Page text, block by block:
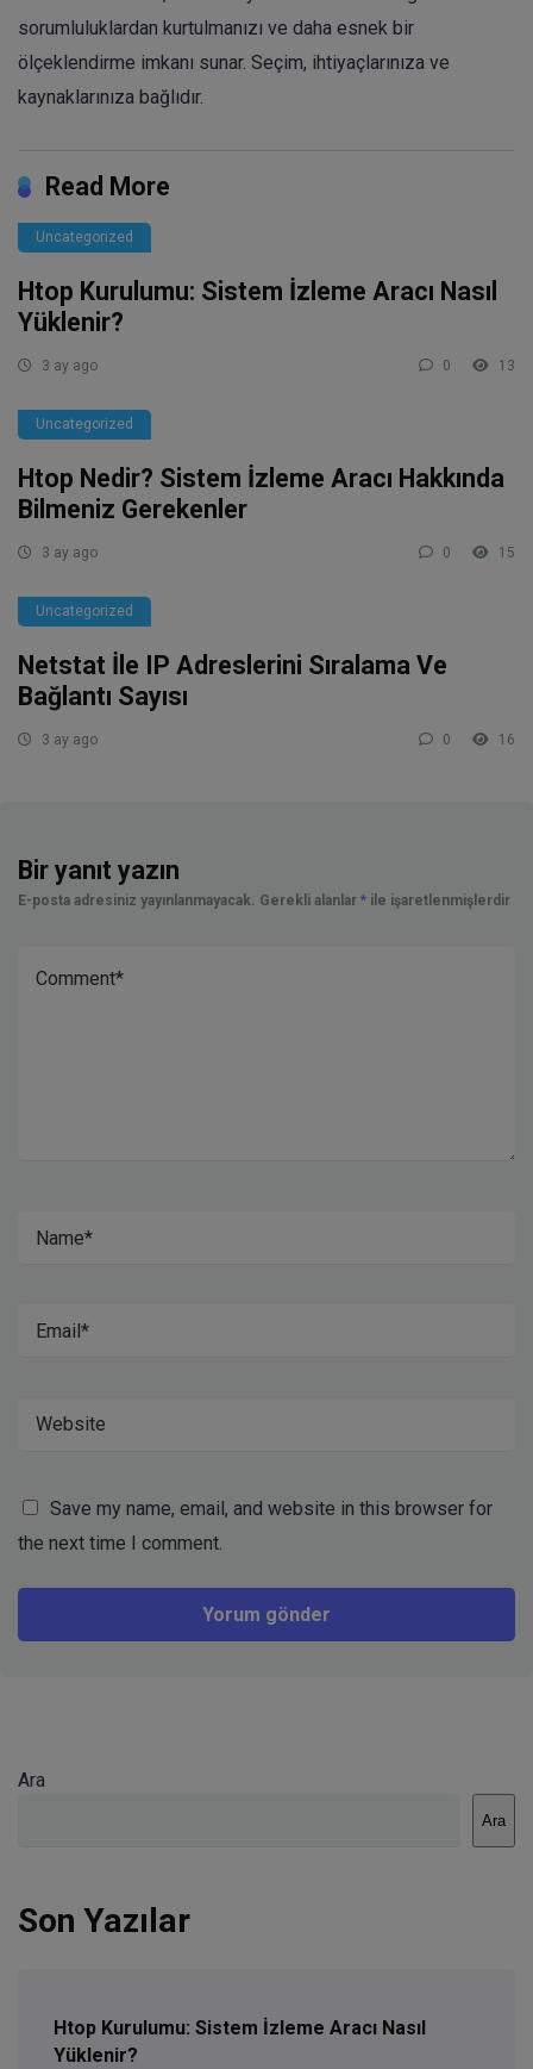
sorumluluklardan kurtulmanızı ve daha esnek bir
ölçeklendirme imkanı sunar. Seçim, ihtiyaçlarınıza ve
kaynaklarınıza bağlıdır.
Read More
Uncategorized
Htop Kurulumu: Sistem İzleme Aracı Nasıl
Yüklenir?
3 ay ago 0 13
Uncategorized
Htop Nedir? Sistem İzleme Aracı Hakkında
Bilmeniz Gerekenler
3 ay ago 0 15
Uncategorized
Netstat İle IP Adreslerini Sıralama Ve
Bağlantı Sayısı
3 ay ago 0 16
Bir yanıt yazın
E-posta adresiniz yayınlanmayacak. Gerekli alanlar * ile işaretlenmişlerdir
Save my name, email, and website in this browser for
the next time I comment.
Ara
Ara
Son Yazılar
Htop Kurulumu: Sistem İzleme Aracı Nasıl
Yüklenir?